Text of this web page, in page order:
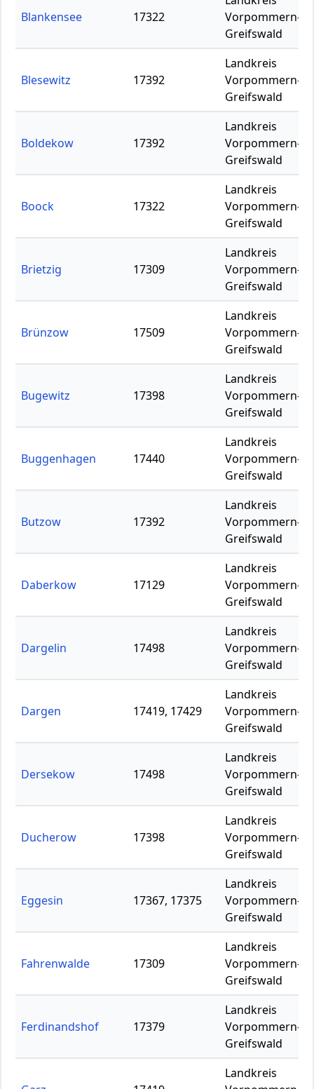
Blankensee 17322
Vorpommern-
Greifswald
Blesewitz 17392
Landkreis
Vorpommern-
Greifswald
Boldekow 17392
Landkreis
Vorpommern-
Greifswald
Boock 17322
Landkreis
Vorpommern-
Greifswald
Brietzig 17309
Landkreis
Vorpommern-
Greifswald
Brünzow 17509
Landkreis
Vorpommern-
Greifswald
Bugewitz 17398
Landkreis
Vorpommern-
Greifswald
Buggenhagen 17440
Landkreis
Vorpommern-
Greifswald
Butzow 17392
Landkreis
Vorpommern-
Greifswald
Daberkow 17129
Landkreis
Vorpommern-
Greifswald
Dargelin 17498
Landkreis
Vorpommern-
Greifswald
Dargen 17419, 17429
Landkreis
Vorpommern-
Greifswald
Dersekow 17498
Landkreis
Vorpommern-
Greifswald
Ducherow 17398
Landkreis
Vorpommern-
Greifswald
Eggesin 17367, 17375
Landkreis
Vorpommern-
Greifswald
Fahrenwalde 17309
Landkreis
Vorpommern-
Greifswald
Ferdinandshof 17379
Landkreis
Vorpommern-
Greifswald
Landkreis